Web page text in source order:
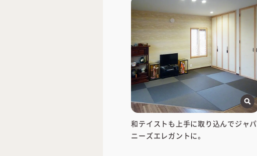
和テイストも上手に取り込んでジャパ
ニーズエレガントに。